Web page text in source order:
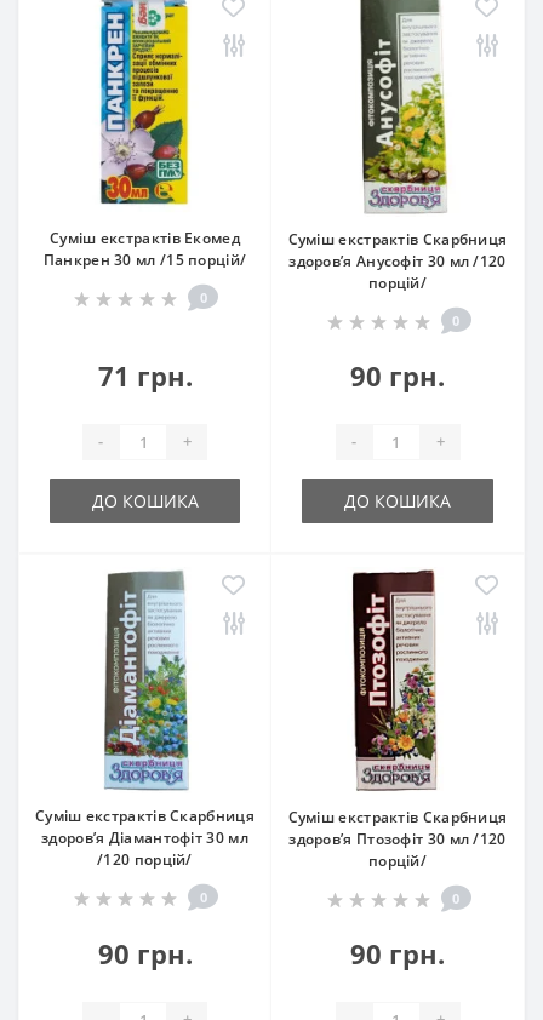
Суміш екстрактів Екомед
Панкрен 30 мл /15 порцій/
0
71 грн.
- +
ДО КОШИКА
Суміш екстрактів Скарбниця
здоров’я Анусофіт 30 мл /120
порцій/
0
90 грн.
- +
ДО КОШИКА
Суміш екстрактів Скарбниця
здоров’я Діамантофіт 30 мл
/120 порцій/
0
90 грн.
Суміш екстрактів Скарбниця
здоров’я Птозофіт 30 мл /120
порцій/
0
90 грн.